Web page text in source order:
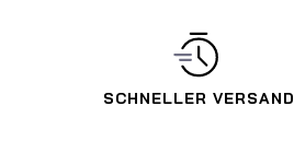
SCHNELLER VERSAND